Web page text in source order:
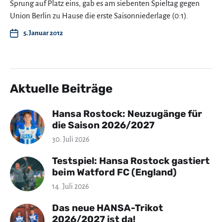
Sprung auf Platz eins, gab es am siebenten Spieltag gegen
Union Berlin zu Hause die erste Saisonniederlage (0:1).
5. Januar 2012
Aktuelle Beiträge
Hansa Rostock: Neuzugänge für
die Saison 2026/2027
30. Juli 2026
Testspiel: Hansa Rostock gastiert
beim Watford FC (England)
14. Juli 2026
Das neue HANSA-Trikot
2026/2027 ist da!